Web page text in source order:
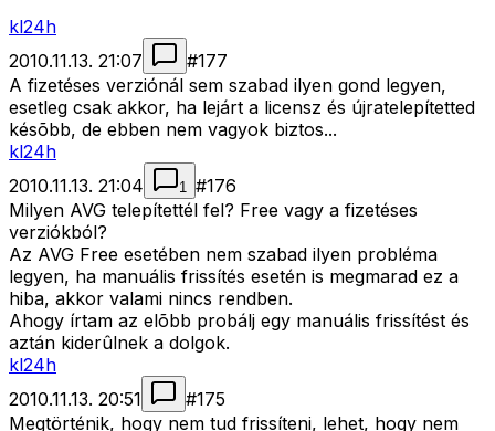
kl24h
2010.11.13. 21:07
#177
A fizetéses verziónál sem szabad ilyen gond legyen,
esetleg csak akkor, ha lejárt a licensz és újratelepítetted
késõbb, de ebben nem vagyok biztos...
kl24h
2010.11.13. 21:04
1 #176
Milyen AVG telepítettél fel? Free vagy a fizetéses
verziókból?
Az AVG Free esetében nem szabad ilyen probléma
legyen, ha manuális frissítés esetén is megmarad ez a
hiba, akkor valami nincs rendben.
Ahogy írtam az elõbb probálj egy manuális frissítést és
aztán kiderûlnek a dolgok.
kl24h
2010.11.13. 20:51
#175
Megtörténik, hogy nem tud frissíteni, lehet, hogy nem